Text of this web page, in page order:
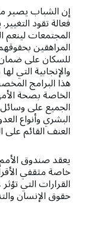
إن الشباب يصير
فعالة تقود
المجتمعات لينعم
المراهقين
للسكان على
والإنجابية التي
هذا البرامج
الخاصة بصحة
الجميع على
البشري وأنواع
العنف القائم
يعقد صندوق
خاصة مثقفي
القرارات التي
حقوق الإنسان